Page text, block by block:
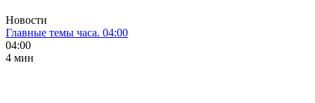
Новости
Главные темы часа. 04:00
04:00
4 мин